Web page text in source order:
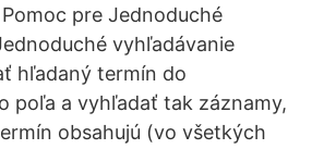
pre Jednoduché
vyhľadávanie
hľadaný termín do
poľa a vyhľadať tak záznamy,
obsahujú (vo všetkých